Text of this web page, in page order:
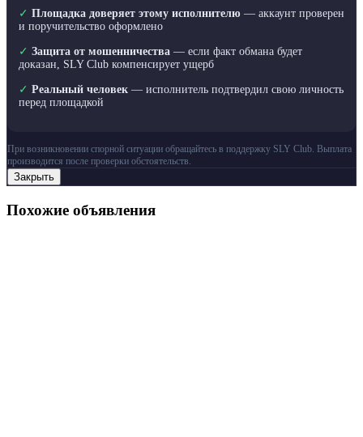
✓ Площадка доверяет этому исполнителю — аккаунт проверен
и поручительство оформлено
✓ Защита от мошенничества — если факт обмана будет
доказан, SLY Club компенсирует ущерб
✓ Реальный человек — исполнитель подтвердил свою личность
перед площадкой
При возникновении спорной ситуации обращайтесь в поддержку SLY Club. Выплата
производится после проверки обстоятельств.
Закрыть
Похожие объявления